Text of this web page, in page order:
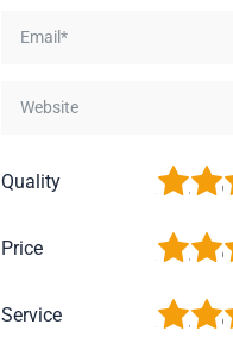
Quality 3
2
Price 3
2
Service 3
2